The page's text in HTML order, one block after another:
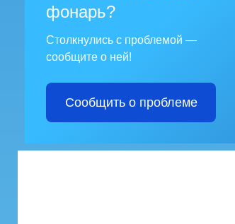
фонарь?
Столкнулись с проблемой —
сообщите о ней!
Сообщить о проблеме